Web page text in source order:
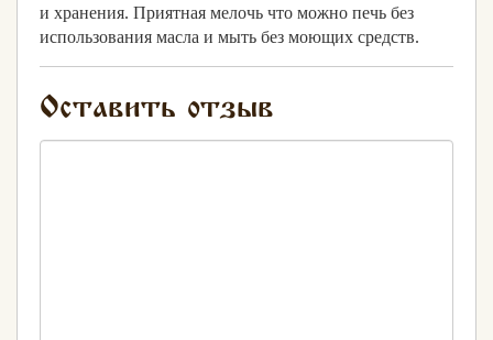
и хранения. Приятная мелочь что можно печь без
использования масла и мыть без моющих средств.
Оставить отзыв